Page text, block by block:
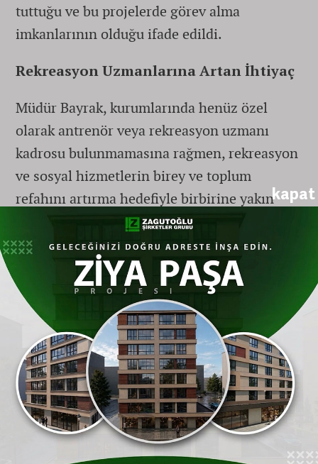
kapat
tuttuğu ve bu projelerde görev alma
imkanlarının olduğu ifade edildi.
Rekreasyon Uzmanlarına Artan İhtiyaç
Müdür Bayrak, kurumlarında henüz özel
olarak antrenör veya rekreasyon uzmanı
kadrosu bulunmamasına rağmen, rekreasyon
ve sosyal hizmetlerin birey ve toplum
refahını artırma hedefiyle birbirine yakın
disiplinler olduğunu vurguladı.
Rekreasyonun bireylerin fiziksel, sosyal,
duygusal ve bilişsel sağlığını iyileştirerek
yaşam kalitesini artırdığını, sosyal
hizmetlerin ise birey ve ailelerin
yoksunluklarını gidermeyi ve sosyal
sorunlarını çözmeyi amaçladığını açıkladı.
Günümüz sosyal hizmet anlayışında
bireylerin bütüncül iyilik hallerinin
desteklenmesinin önemine dikkat çeken
Bayrak, rekreasyonun bu hedefe ulaşmada